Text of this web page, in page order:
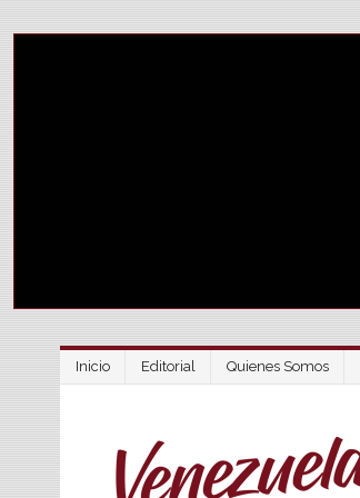
Inicio Editorial Quienes Somos